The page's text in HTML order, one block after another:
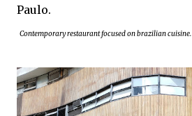
Paulo.
Contemporary restaurant focused on brazilian cuisine.